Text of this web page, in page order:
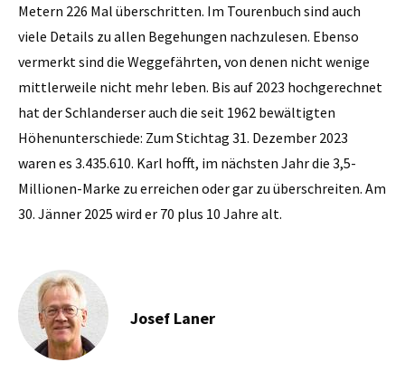
Metern 226 Mal überschritten. Im Tourenbuch sind auch
viele Details zu allen Begehungen nachzulesen. Ebenso
vermerkt sind die Weggefährten, von denen nicht wenige
mittlerweile nicht mehr leben. Bis auf 2023 hochgerechnet
hat der Schlanderser auch die seit 1962 bewältigten
Höhenunterschiede: Zum Stichtag 31. Dezember 2023
waren es 3.435.610. Karl hofft, im nächsten Jahr die 3,5-
Millionen-Marke zu erreichen oder gar zu überschreiten. Am
30. Jänner 2025 wird er 70 plus 10 Jahre alt.
Josef Laner